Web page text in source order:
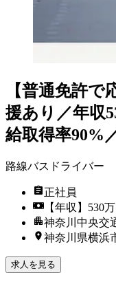
【普通免許
援あり／年収
給取得率90%
路線バスドライバー
正社員
【年収】530
神奈川中央交
神奈川県横浜
求人を見る